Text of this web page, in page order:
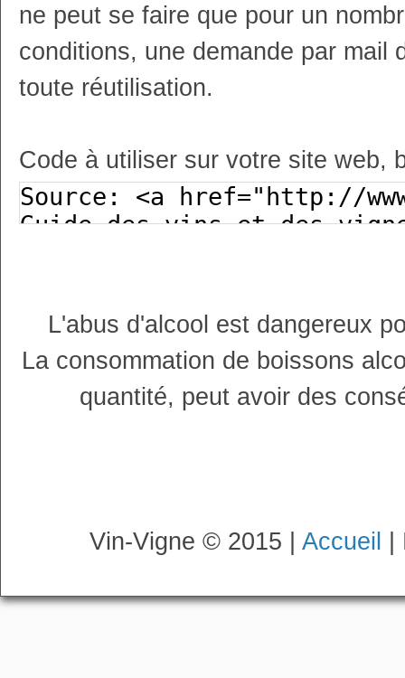
ne peut se faire que pour un
conditions, une demande par mail
toute réutilisation.
Code à utiliser sur votre site web,
L'abus d'alcool est dangereux
La consommation de boissons
quantité, peut avoir des
Vin-Vigne © 2015 | Accueil